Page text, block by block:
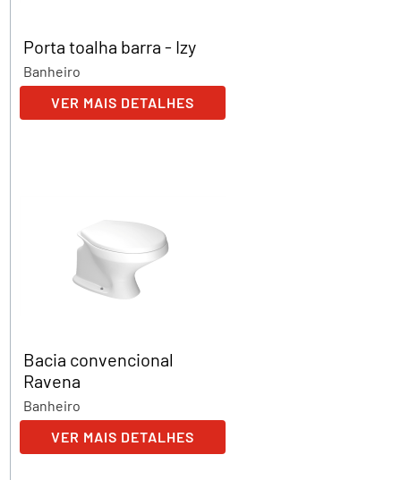
Porta toalha barra - Izy
Banheiro
VER MAIS DETALHES
Bacia convencional
Ravena
Banheiro
VER MAIS DETALHES